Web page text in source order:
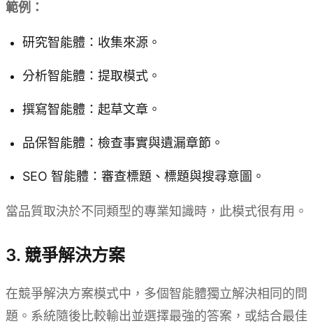
範例：
研究智能體：收集來源。
分析智能體：提取模式。
撰寫智能體：起草文章。
品保智能體：檢查事實與遺漏章節。
SEO 智能體：審查標題、標題與搜尋意圖。
當品質取決於不同類型的專業知識時，此模式很有用。
3. 競爭解決方案
在競爭解決方案模式中，多個智能體獨立解決相同的問
題。系統隨後比較輸出並選擇最強的答案，或結合最佳